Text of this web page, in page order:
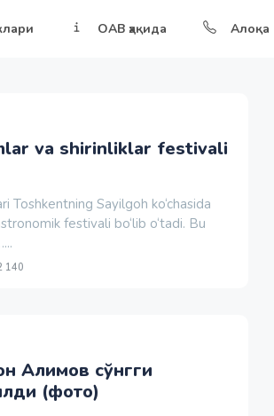
ОАВ ҳақида Алоқа
va shirinliklar festivali
Toshkentning Sayilgoh ko‘chasida
festivali bo‘lib o‘tadi. Bu
140
Алимов сўнгги
(фото)